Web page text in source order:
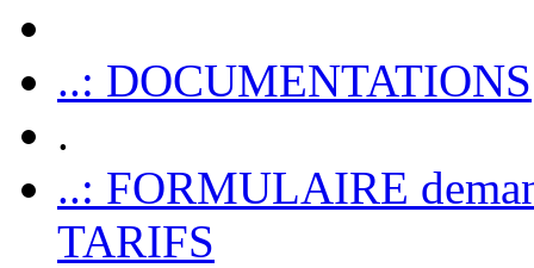
..: DOCUMENTATIONS
.
..: FORMULAIRE
TARIFS